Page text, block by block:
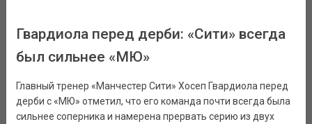
Гвардиола перед дерби: «Сити» всегда
был сильнее «МЮ»
Главный тренер «Манчестер Сити» Хосеп Гвардиола перед
дерби с «МЮ» отметил, что его команда почти всегда была
сильнее соперника и намерена прервать серию из двух